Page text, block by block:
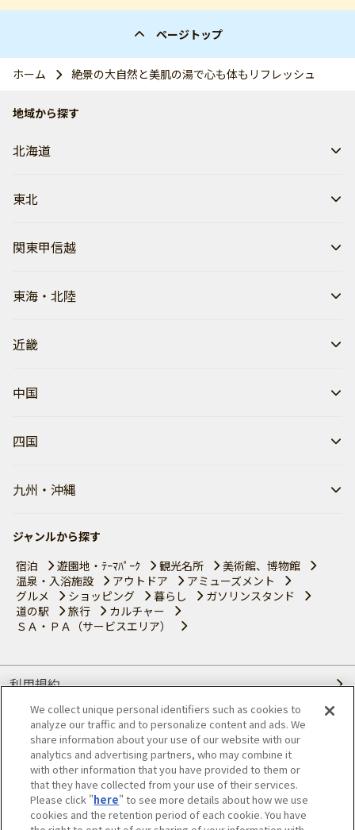
ページトップ
ホーム 絶景の大自然と美肌の湯で心も体もリフレッシュ
地域から探す
北海道
東北
関東甲信越
東海・北陸
近畿
中国
四国
九州・沖縄
ジャンルから探す
宿泊
遊園地・ﾃｰﾏﾊﾟｰｸ 観光名所
美術館、博物館
温泉・入浴施設
アウトドア
アミューズメント
グルメ
ショッピング 暮らし
ガソリンスタンド
道の駅
旅行
カルチャー
ＳＡ・ＰＡ（サービスエリア）
利用規約
個人情報の取り扱いについて
会員優待サービスの提携をご検討の方へ
JAFホームページ
© JAPAN AUTOMOBILE FEDERATION. All rights reserved.
We collect unique personal identifiers such as cookies to
analyze our traffic and to personalize content and ads. We
share information about your use of our website with our
analytics and advertising partners, who may combine it
with other information that you have provided to them or
that they have collected from your use of their services.
Please click "here" to see more details about how we use
cookies and the retention period of each cookie. You have